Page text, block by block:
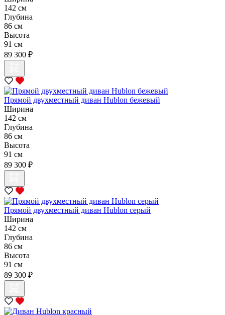
142 см
Глубина
86 см
Высота
91 см
89 300 ₽
Прямой двухместный диван Hublon бежевый
Ширина
142 см
Глубина
86 см
Высота
91 см
89 300 ₽
Прямой двухместный диван Hublon серый
Ширина
142 см
Глубина
86 см
Высота
91 см
89 300 ₽